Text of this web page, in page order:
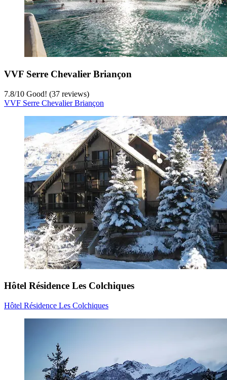
VVF Serre Chevalier Briançon
7.8/10 Good! (37 reviews)
VVF Serre Chevalier Briançon
Hôtel Résidence Les Colchiques
Hôtel Résidence Les Colchiques